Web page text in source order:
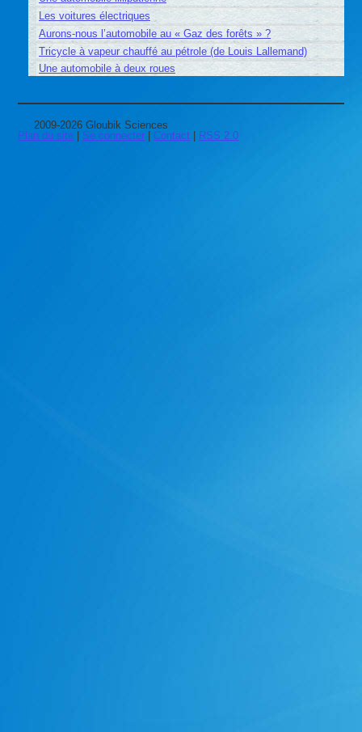
Les voitures électriques
Aurons-nous l’automobile au « Gaz des forêts » ?
Tricycle à vapeur chauffé au pétrole (de Louis Lallemand)
Une automobile à deux roues
2009-2026 Gloubik Sciences
Plan du site
Se connecter Contact RSS 2.0